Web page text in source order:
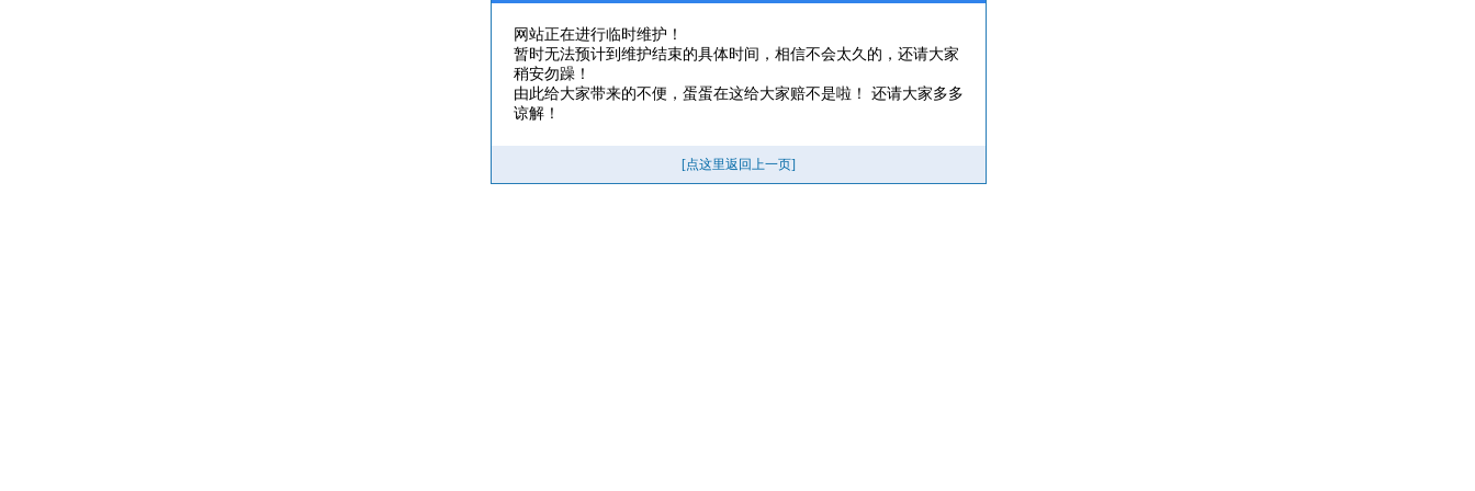
网站正在进行临时维护！
暂时无法预计到维护结束的具体时间，相信不会太久的，还请大家
稍安勿躁！
由此给大家带来的不便，蛋蛋在这给大家赔不是啦！ 还请大家多多
谅解！
[点这里返回上一页]